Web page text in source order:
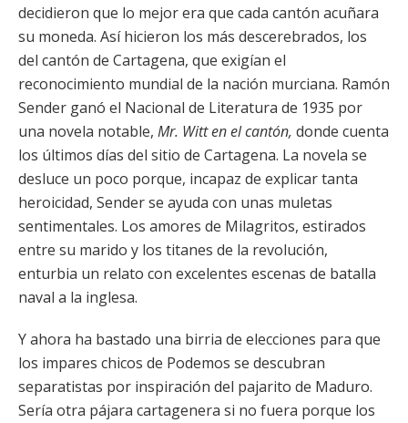
decidieron que lo mejor era que cada cantón acuñara
su moneda. Así hicieron los más descerebrados, los
del cantón de Cartagena, que exigían el
reconocimiento mundial de la nación murciana. Ramón
Sender ganó el Nacional de Literatura de 1935 por
una novela notable, Mr. Witt en el cantón, donde cuenta
los últimos días del sitio de Cartagena. La novela se
desluce un poco porque, incapaz de explicar tanta
heroicidad, Sender se ayuda con unas muletas
sentimentales. Los amores de Milagritos, estirados
entre su marido y los titanes de la revolución,
enturbia un relato con excelentes escenas de batalla
naval a la inglesa.
Y ahora ha bastado una birria de elecciones para que
los impares chicos de Podemos se descubran
separatistas por inspiración del pajarito de Maduro.
Sería otra pájara cartagenera si no fuera porque los